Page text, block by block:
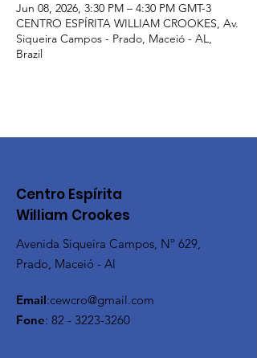
Jun 08, 2026, 3:30 PM – 4:30 PM GMT-3
CENTRO ESPÍRITA WILLIAM CROOKES, Av.
Siqueira Campos - Prado, Maceió - AL,
Brazil
Centro Espírita
William Crookes
Avenida Siqueira Campos, Nº 629,
Prado, Maceió - Al
Email:cewcro@gmail.com
Fone: 82 - 3223-3260